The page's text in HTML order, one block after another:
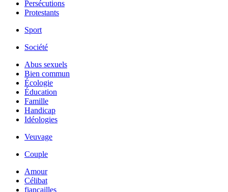
Persécutions
Protestants
Sport
Société
Abus sexuels
Bien commun
Écologie
Éducation
Famille
Handicap
Idéologies
Veuvage
Couple
Amour
Célibat
fiancailles